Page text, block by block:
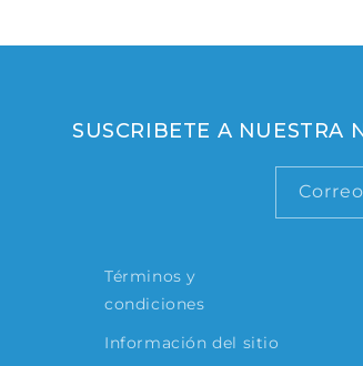
Términos y
condiciones
Información del sitio
SUSCRIBETE A NUESTRA